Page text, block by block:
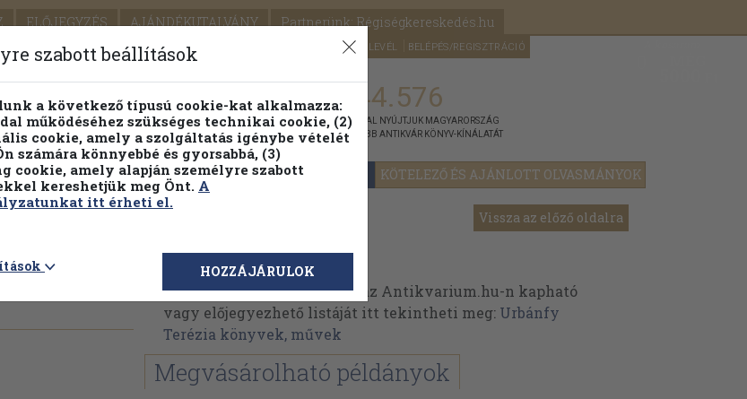
ELŐJEGYZÉS AJÁNDÉKUTALVÁNY Partnerünk: Régiségkereskedés.hu
SEGÍTSÉG HÍRLEVÉL BELÉPÉS/REGISZTRÁCIÓ
ÁRAINK FENNTARTHATÓ OLVASMÁNYOK KÖTELEZŐ ÉS AJÁNLOTT OLVASMÁNYOK
Részletes kereső Témaköri fa 1.144.576
KIADVÁNNYAL NYÚJTJUK MAGYARORSZÁG
LEGNAGYOBB ANTIKVÁR KÖNYV-KÍNÁLATÁT
Vissza az előző oldalra
Urbánfy Terézia
Urbánfy Terézia műveinek az Antikvarium.hu-n kapható
vagy előjegyezhető listáját itt tekintheti meg: Urbánfy
Terézia könyvek, művek
Megvásárolható példányok
szabott beállítások
a következő típusú cookie-kat alkalmazza:
működéséhez szükséges technikai cookie, (2)
cookie, amely a szolgáltatás igénybe vételét
számára könnyebbé és gyorsabbá, (3)
cookie, amely alapján személyre szabott
kereshetjük meg Önt. A
itt érheti el.
HOZZÁJÁRULOK